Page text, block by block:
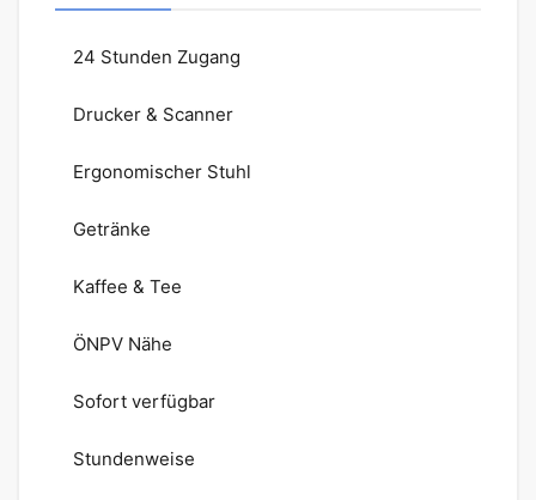
24 Stunden Zugang
Drucker & Scanner
Ergonomischer Stuhl
Getränke
Kaffee & Tee
ÖNPV Nähe
Sofort verfügbar
Stundenweise